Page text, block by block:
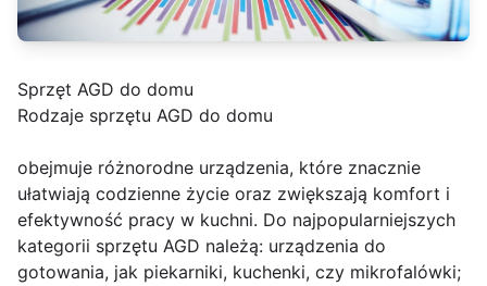
Sprzęt AGD do domu
Rodzaje sprzętu AGD do domu
obejmuje różnorodne urządzenia, które znacznie
ułatwiają codzienne życie oraz zwiększają komfort i
efektywność pracy w kuchni. Do najpopularniejszych
kategorii sprzętu AGD należą: urządzenia do
gotowania, jak piekarniki, kuchenki, czy mikrofalówki;